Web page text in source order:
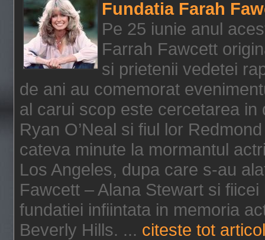
Fundatia Farah
Pe 25 iunie anul
Farrah Fawcett
si prietenii vedetei
de ani au comemorat
al carui scop este cercetarea
Ryan O’Neal si fiul lor
cateva minute la mormantul
Los Angeles, dupa care s-au
Fawcett – Alana Stewart si fiicei
fundatiei infiintata in memoria
Beverly Hills. ... citeste tot